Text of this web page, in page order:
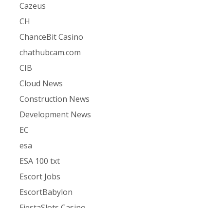
Cazeus
CH
ChanceBit Casino
chathubcam.com
CIB
Cloud News
Construction News
Development News
EC
esa
ESA 100 txt
Escort Jobs
EscortBabylon